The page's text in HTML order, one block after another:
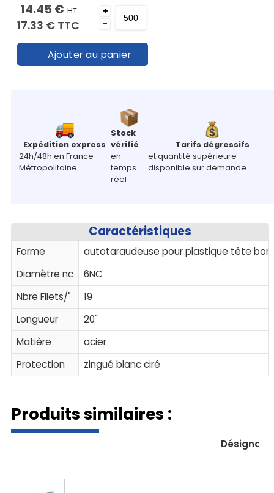
14.45 € HT
17.33 € TTC
+
-
Ajouter au panier
Expédition express
24h/48h en France
Métropolitaine
Stock
vérifié
en
temps
réel
Tarifs dégressifs
et quantité supérieure
disponible sur demande
Caractéristiques
Forme
autotaraudeuse pour plastique tête
Diamètre nc
6NC
Nbre Filets/"
19
Longueur
20"
Matière
acier
Protection
zingué blanc ciré
Produits similaires :